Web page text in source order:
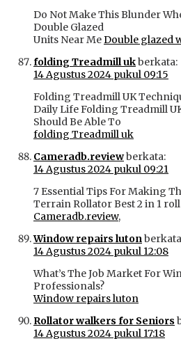
Do Not Make This Blunder
Double Glazed
Units Near MeDouble glazed
folding Treadmill ukberkata:
14 Agustus 2024 pukul 09:15
Folding Treadmill UK
Daily Life Folding Treadmill
Should Be Able To
folding Treadmill uk
Cameradb.reviewberkata:
14 Agustus 2024 pukul 09:21
7 Essential Tips For Making
Terrain Rollator Best 2 in 1
Cameradb.review,
Window repairs luton
14 Agustus 2024 pukul 12:08
What’s The Job Market For
Professionals?
Window repairs luton
Rollator walkers for Seniors
14 Agustus 2024 pukul 17:18